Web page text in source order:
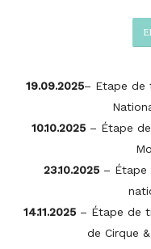
19.09.2025– Etape de
10.10.2025 – Étape
23.10.2025– Étape
14.11.2025 – Étape de
de Cirque